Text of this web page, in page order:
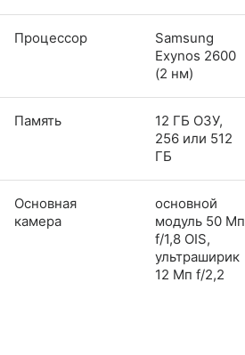
Процессор
Samsung
Exynos 2600
(2 нм)
Память
12 ГБ ОЗУ,
256 или 512
ГБ
Основная
камера
основной
модуль 50 Мп
f/1,8 OIS,
ультраширик
12 Мп f/2,2